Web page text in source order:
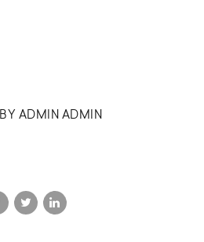
BY ADMIN ADMIN